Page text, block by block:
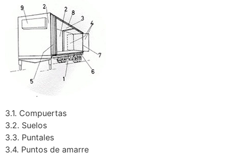
3.1. Compuertas
3.2. Suelos
3.3. Puntales
3.4. Puntos de amarre